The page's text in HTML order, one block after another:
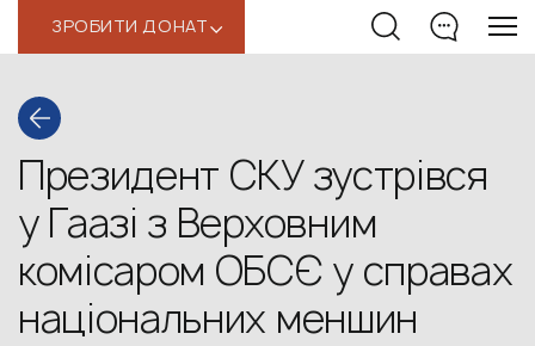
ЗРОБИТИ ДОНАТ‹
Президент СКУ зустрівся
у Гаазі з Верховним
комісаром ОБСЄ у справах
національних меншин